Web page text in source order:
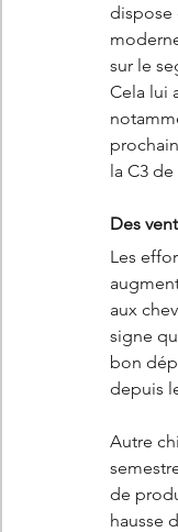
dispose
sur le
Cela lui
la C3
Des
Les
aux
signe
bon
depuis
Autre
de
hausse